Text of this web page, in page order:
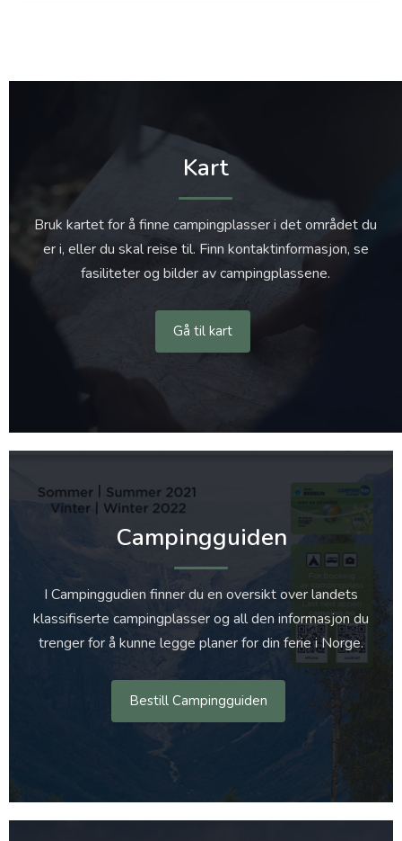
Kart
Bruk kartet for å finne campingplasser i det området du
er i, eller du skal reise til. Finn kontaktinformasjon, se
fasiliteter og bilder av campingplassene.
Gå til kart
Campingguiden
I Campinggudien finner du en oversikt over landets
klassifiserte campingplasser og all den informasjon du
trenger for å kunne legge planer for din ferie i Norge.
Bestill Campingguiden